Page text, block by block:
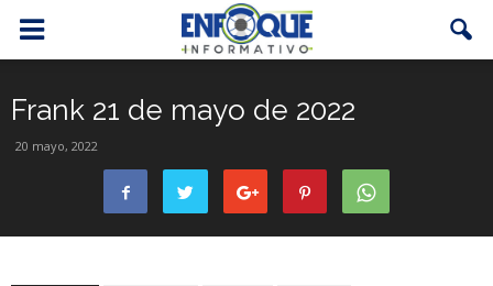
Frank 21 de mayo de 2022
20 mayo, 2022